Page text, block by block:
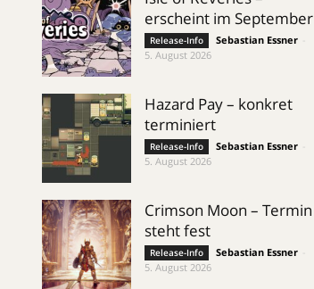
erscheint im September
Release-Info Sebastian Essner
5. August 2026
Hazard Pay – konkret
terminiert
Release-Info Sebastian Essner
5. August 2026
Crimson Moon – Termin
steht fest
Release-Info Sebastian Essner
5. August 2026